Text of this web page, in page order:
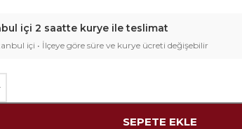
içi 2 saatte kurye ile teslimat
içi • İlçeye göre süre ve kurye ücreti değişebilir
SEPETE EKLE